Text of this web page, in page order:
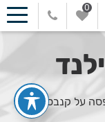
0
על קנבס .